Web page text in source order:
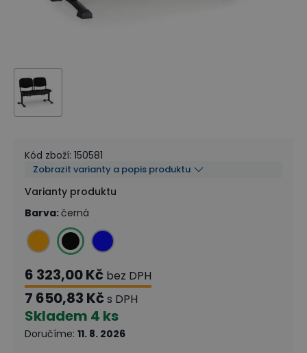
Kód zboží: 150581
Zobrazit varianty a popis produktu
Varianty produktu
Barva:černá
6 323,00 Kč bez DPH
7 650,83 Kčs DPH
Skladem 4 ks
Doručíme: 11. 8. 2026